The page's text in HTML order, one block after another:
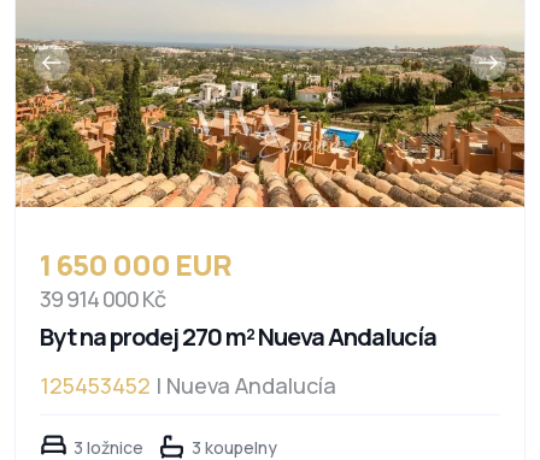
1 650 000 EUR
39 914 000 Kč
Byt na prodej 270 m² Nueva Andalucía
125453452 | Nueva Andalucía
3 ložnice
3 koupelny